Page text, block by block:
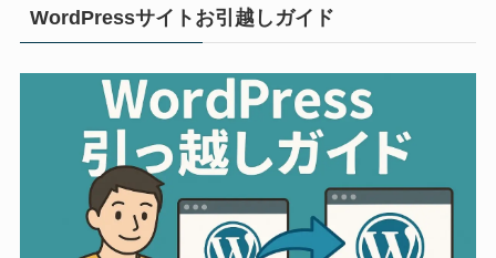
WordPressサイトお引越しガイド